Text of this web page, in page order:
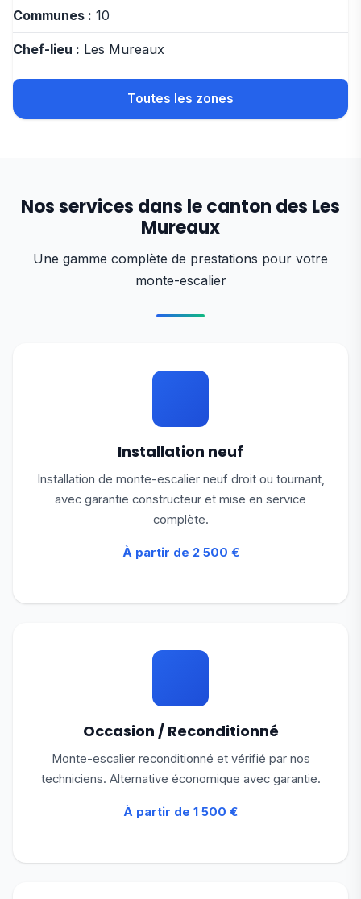
Communes : 10
Chef-lieu : Les Mureaux
Toutes les zones
Nos services dans le canton des Les
Mureaux
Une gamme complète de prestations pour votre
monte-escalier
Installation neuf
Installation de monte-escalier neuf droit ou tournant,
avec garantie constructeur et mise en service
complète.
À partir de 2 500 €
Occasion / Reconditionné
Monte-escalier reconditionné et vérifié par nos
techniciens. Alternative économique avec garantie.
À partir de 1 500 €